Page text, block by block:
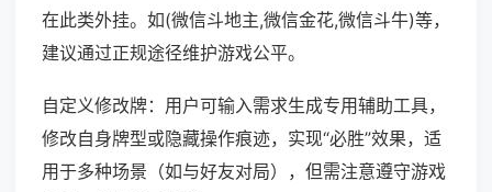
在此类外挂。如(微信斗地主,微信金花,微信斗牛)等，
建议通过正规途径维护游戏公平。
自定义修改牌：用户可输入需求生成专用辅助工具，
修改自身牌型或隐藏操作痕迹，实现“必胜”效果，适
用于多种场景（如与好友对局），但需注意遵守游戏